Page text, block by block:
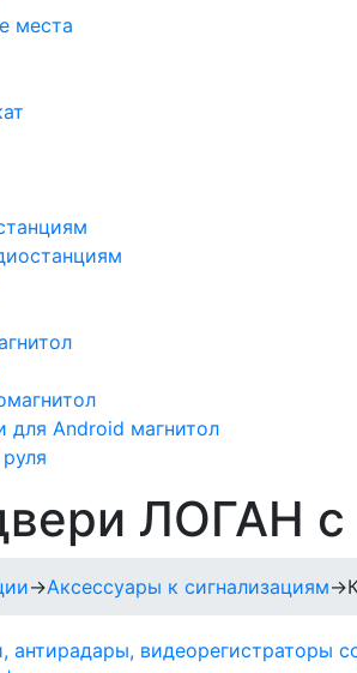
места
для Android магнитол
ЛОГАН
→Аксессуары к сигнализациям→